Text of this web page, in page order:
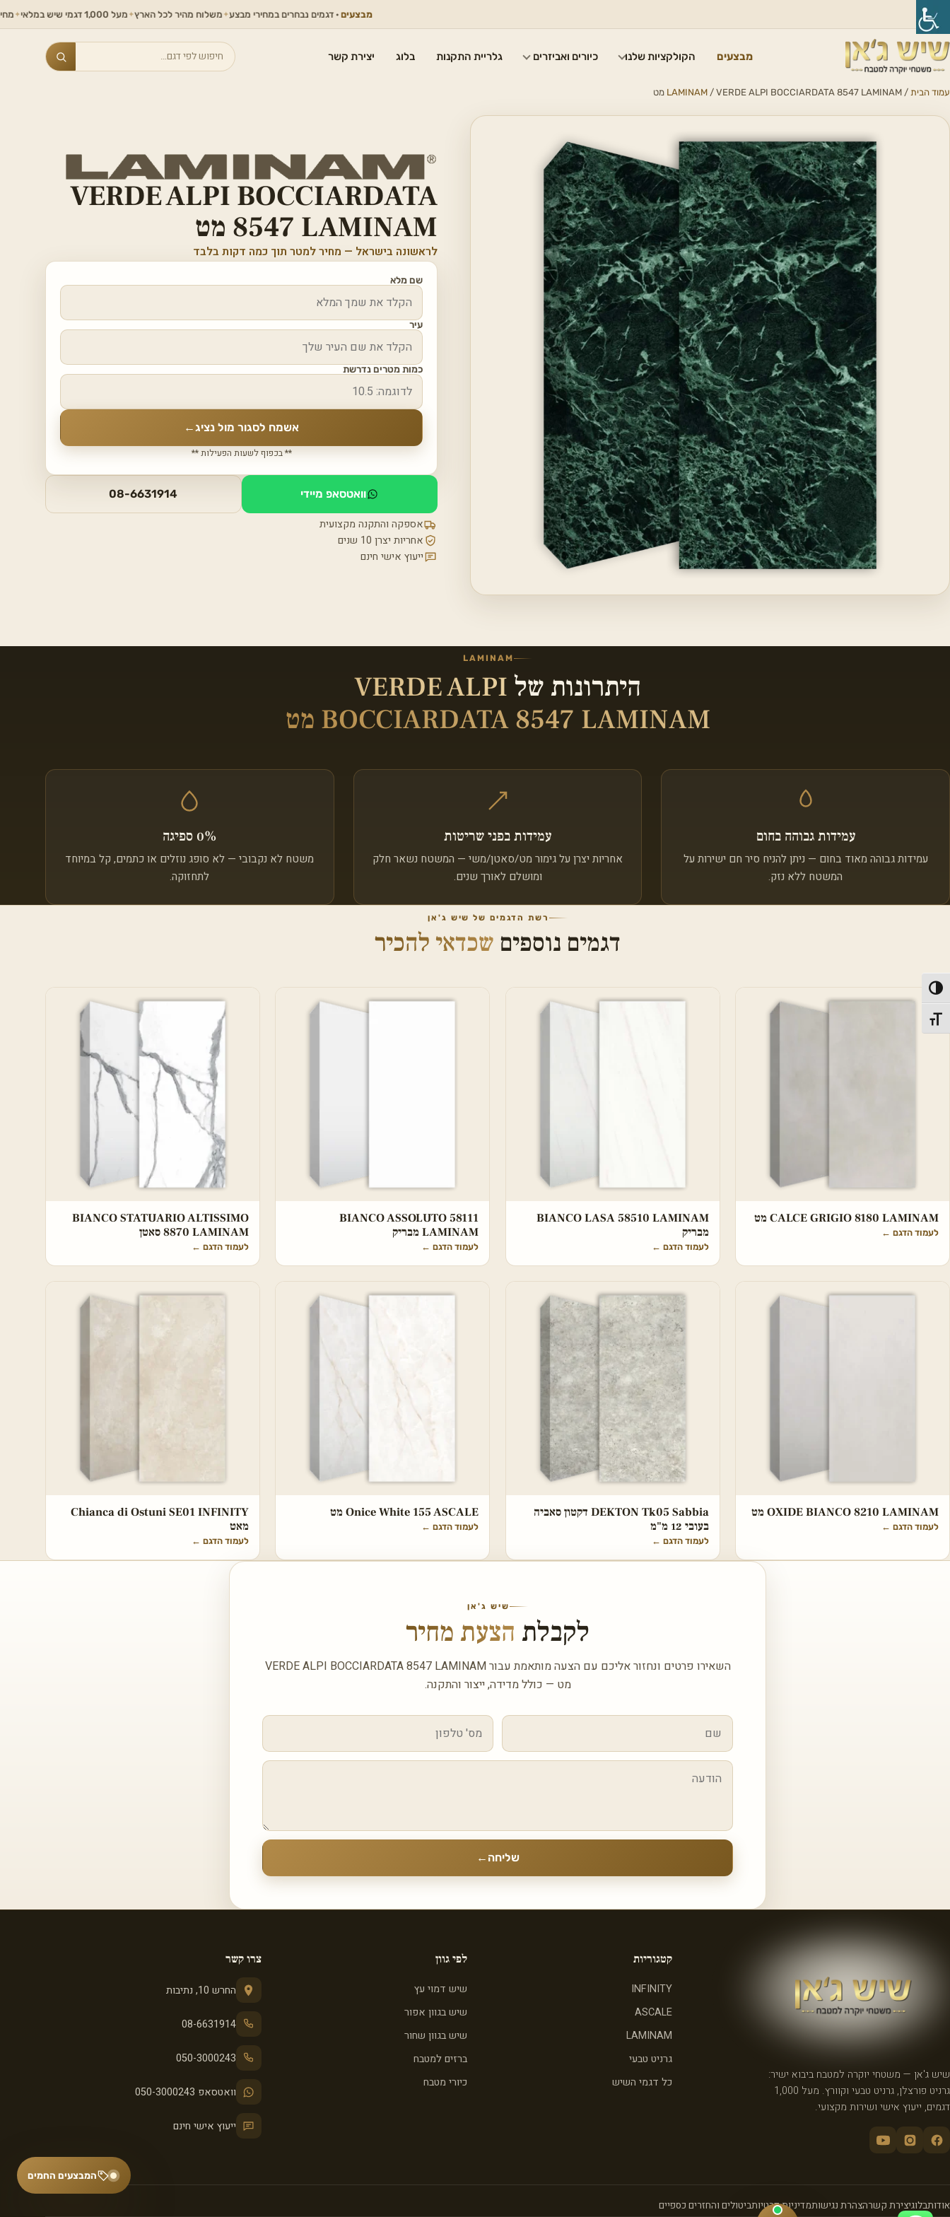
הפעל/כבה ניגודיות גבוהה
מתג גודל גופן
מבצעים· דגמים נבחרים במחירי מבצע✦משלוח מהיר לכל הארץ✦מעל 1,000 דגמי שיש במלאי ✦מחירים
מבצעים הקולקציות שלנו כיורים ואביזרים גלריית התקנות בלוג יצירת קשר Search
עמוד הבית /
LAMINAM / VERDE ALPI BOCCIARDATA 8547 LAMINAM מט
VERDE ALPI BOCCIARDATA
8547 LAMINAM מט
לראשונה בישראל — מחיר למטר תוך כמה דקות בלבד
שם מלא
עיר
כמות מטרים נדרשת
אשמח לסגור מול נציג←
** בכפוף לשעות הפעילות **
וואטסאפ מיידי 08-6631914
אספקה והתקנה מקצועית
אחריות יצרן 10 שנים
ייעוץ אישי חינם
LAMINAM
היתרונות של VERDE ALPI
BOCCIARDATA 8547 LAMINAM מט
עמידות גבוהה בחום
עמידות גבוהה מאוד בחום — ניתן להניח סיר חם ישירות על
המשטח ללא נזק.
עמידות בפני שריטות
אחריות יצרן על גימור מט/סאטן/משי — המשטח נשאר חלק
ומושלם לאורך שנים.
0% ספיגה
משטח לא נקבובי — לא סופג נוזלים או כתמים, קל במיוחד
לתחזוקה.
רשת הדגמים של שיש ג'אן
דגמים נוספים שכדאי להכיר
CALCE GRIGIO 8180 LAMINAM מט
לעמוד הדגם ←
BIANCO LASA 58510 LAMINAM
מבריק
לעמוד הדגם ←
BIANCO ASSOLUTO 58111
LAMINAM מבריק
לעמוד הדגם ←
BIANCO STATUARIO ALTISSIMO
8870 LAMINAM סאטן
לעמוד הדגם ←
OXIDE BIANCO 8210 LAMINAM מט
לעמוד הדגם ←
DEKTON Tk05 Sabbia דקטון סאביה
בעובי 12 מ"מ
לעמוד הדגם ←
Onice White 155 ASCALE מט
לעמוד הדגם ←
Chianca di Ostuni SE01 INFINITY
מאט
לעמוד הדגם ←
שיש ג'אן
לקבלת הצעת מחיר
השאירו פרטים ונחזור אליכם עם הצעה מותאמת עבור VERDE ALPI BOCCIARDATA 8547 LAMINAM
מט — כולל מדידה, ייצור והתקנה.
שליחה ←
שיש ג'אן — משטחי יוקרה למטבח ביבוא ישיר:
גרניט פורצלן, גרניט טבעי וקוורץ. מעל 1,000
דגמים, ייעוץ אישי ושירות מקצועי.
קטגוריות
INFINITY
ASCALE
LAMINAM
גרניט טבעי
כל דגמי השיש
לפי גוון
שיש דמוי עץ
שיש בגוון אפור
שיש בגוון שחור
ברזים למטבח
כיורי מטבח
צרו קשר
החרש 10, נתיבות
08-6631914
050-3000243
וואטסאפ 050-3000243
ייעוץ אישי חינם
אודותבלוגיצירת קשרהצהרת נגישותמדיניות פרטיותביטולים והחזרים כספיים
המבצעים החמים